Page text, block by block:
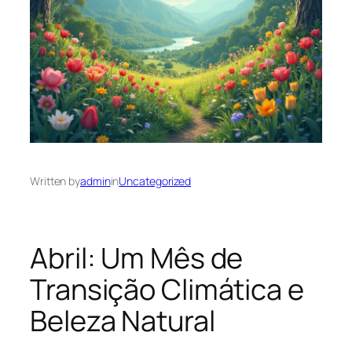
Written byadmininUncategorized
Abril: Um Mês de
Transição Climática e
Beleza Natural